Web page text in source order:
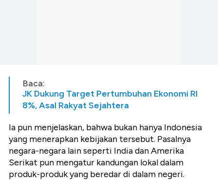
Baca:
JK Dukung Target Pertumbuhan Ekonomi RI
8%, Asal Rakyat Sejahtera
Ia pun menjelaskan, bahwa bukan hanya Indonesia
yang menerapkan kebijakan tersebut. Pasalnya
negara-negara lain seperti India dan Amerika
Serikat pun mengatur kandungan lokal dalam
produk-produk yang beredar di dalam negeri.